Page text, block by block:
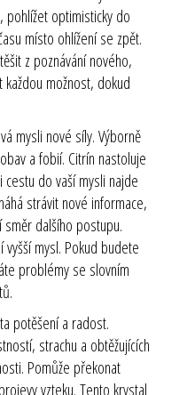
optimisticky do
místo ohlížení se zpět.
z poznávání nového,
možnost, dokud
mysli nové síly. Výborně
a fobií. Citrín nastoluje
do vaší mysli najde
strávit nové informace,
směr dalšího postupu.
mysl. Pokud budete
problémy se slovním
potěšení a radost.
strachu a obtěžujících
Pomůže překonat
vzteku. Tento krystal